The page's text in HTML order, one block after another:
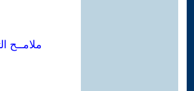
ملامــح